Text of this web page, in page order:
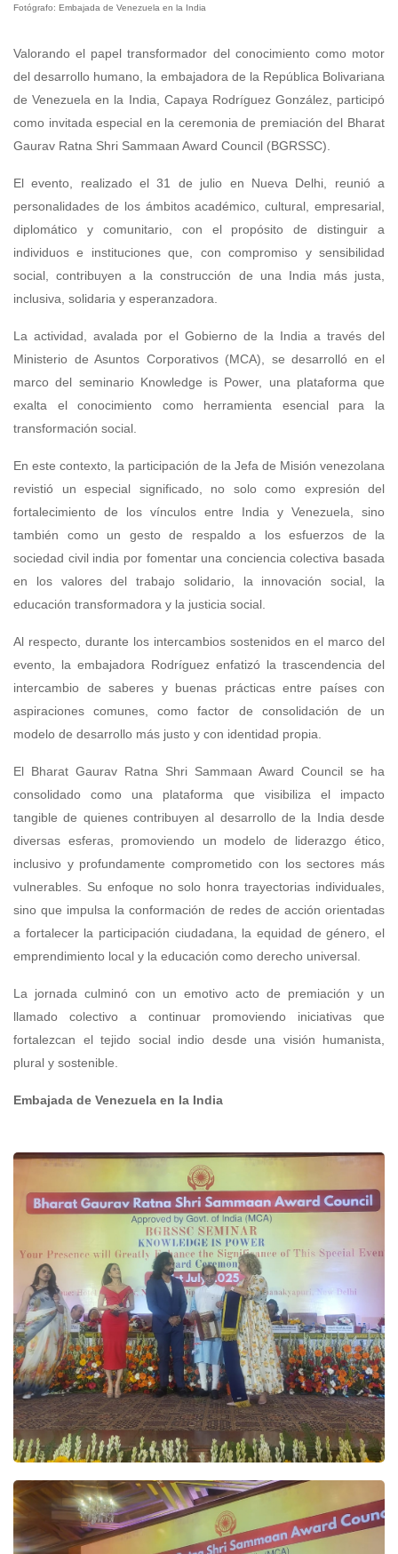
Fotógrafo: Embajada de Venezuela en la India
Valorando el papel transformador del conocimiento como motor
del desarrollo humano, la embajadora de la República Bolivariana
de Venezuela en la India, Capaya Rodríguez González, participó
como invitada especial en la ceremonia de premiación del Bharat
Gaurav Ratna Shri Sammaan Award Council (BGRSSC).
El evento, realizado el 31 de julio en Nueva Delhi, reunió a
personalidades de los ámbitos académico, cultural, empresarial,
diplomático y comunitario, con el propósito de distinguir a
individuos e instituciones que, con compromiso y sensibilidad
social, contribuyen a la construcción de una India más justa,
inclusiva, solidaria y esperanzadora.
La actividad, avalada por el Gobierno de la India a través del
Ministerio de Asuntos Corporativos (MCA), se desarrolló en el
marco del seminario Knowledge is Power, una plataforma que
exalta el conocimiento como herramienta esencial para la
transformación social.
En este contexto, la participación de la Jefa de Misión venezolana
revistió un especial significado, no solo como expresión del
fortalecimiento de los vínculos entre India y Venezuela, sino
también como un gesto de respaldo a los esfuerzos de la
sociedad civil india por fomentar una conciencia colectiva basada
en los valores del trabajo solidario, la innovación social, la
educación transformadora y la justicia social.
Al respecto, durante los intercambios sostenidos en el marco del
evento, la embajadora Rodríguez enfatizó la trascendencia del
intercambio de saberes y buenas prácticas entre países con
aspiraciones comunes, como factor de consolidación de un
modelo de desarrollo más justo y con identidad propia.
El Bharat Gaurav Ratna Shri Sammaan Award Council se ha
consolidado como una plataforma que visibiliza el impacto
tangible de quienes contribuyen al desarrollo de la India desde
diversas esferas, promoviendo un modelo de liderazgo ético,
inclusivo y profundamente comprometido con los sectores más
vulnerables. Su enfoque no solo honra trayectorias individuales,
sino que impulsa la conformación de redes de acción orientadas
a fortalecer la participación ciudadana, la equidad de género, el
emprendimiento local y la educación como derecho universal.
La jornada culminó con un emotivo acto de premiación y un
llamado colectivo a continuar promoviendo iniciativas que
fortalezcan el tejido social indio desde una visión humanista,
plural y sostenible.
Embajada de Venezuela en la India